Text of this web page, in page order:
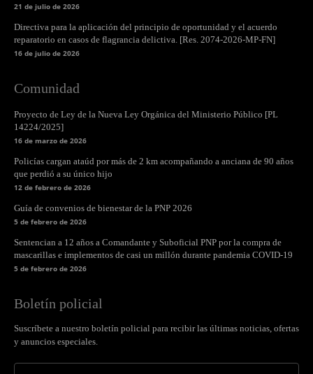
21 de julio de 2026
Directiva para la aplicación del principio de oportunidad y el acuerdo
reparatorio en casos de flagrancia delictiva. [Res. 2074-2026-MP-FN]
16 de julio de 2026
Comunidad
Proyecto de Ley de la Nueva Ley Orgánica del Ministerio Público [PL
14224/2025]
16 de marzo de 2026
Policías cargan ataúd por más de 2 km acompañando a anciana de 90 años
que perdió a su único hijo
12 de febrero de 2026
Guía de convenios de bienestar de la PNP 2026
5 de febrero de 2026
Sentencian a 12 años a Comandante y Suboficial PNP por la compra de
mascarillas e implementos de casi un millón durante pandemia COVID-19
5 de febrero de 2026
Boletín policial
Suscríbete a nuestro boletín policial para recibir las últimas noticias, ofertas
y anuncios especiales.